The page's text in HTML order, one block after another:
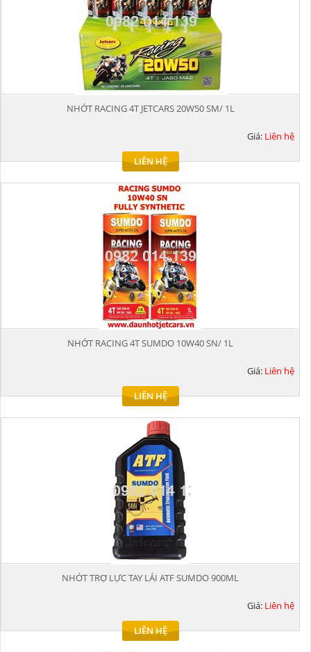
NHỚT RACING 4T JETCARS 20W50 SM/ 1L
Giá: Liên hệ
LIÊN HỆ
NHỚT RACING 4T SUMDO 10W40 SN/ 1L
Giá: Liên hệ
LIÊN HỆ
NHỚT TRỢ LỰC TAY LÁI ATF SUMDO 900ML
Giá: Liên hệ
LIÊN HỆ